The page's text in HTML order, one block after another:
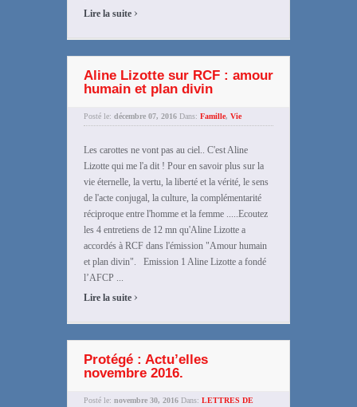
Lire la suite ›
Aline Lizotte sur RCF : amour
humain et plan divin
Posté le: décembre 07, 2016 Dans: Famille, Vie
Les carottes ne vont pas au ciel.. C'est Aline
Lizotte qui me l'a dit ! Pour en savoir plus sur la
vie éternelle, la vertu, la liberté et la vérité, le sens
de l'acte conjugal, la culture, la complémentarité
réciproque entre l'homme et la femme .....Ecoutez
les 4 entretiens de 12 mn qu'Aline Lizotte a
accordés à RCF dans l'émission "Amour humain
et plan divin". Emission 1 Aline Lizotte a fondé
l’AFCP ...
Lire la suite ›
Protégé : Actu’elles
novembre 2016.
Posté le: novembre 30, 2016 Dans: LETTRES DE